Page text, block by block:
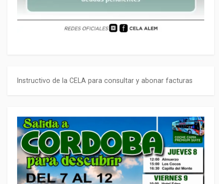
Instructivo de la CELA para consultar y abonar facturas